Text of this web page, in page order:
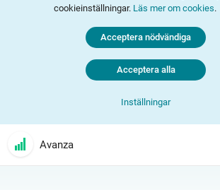
cookieinställningar. Läs mer om cookies.
Inställningar
Acceptera nödvändiga
Acceptera alla
Avanza